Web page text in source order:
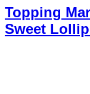
Topping
Sweet